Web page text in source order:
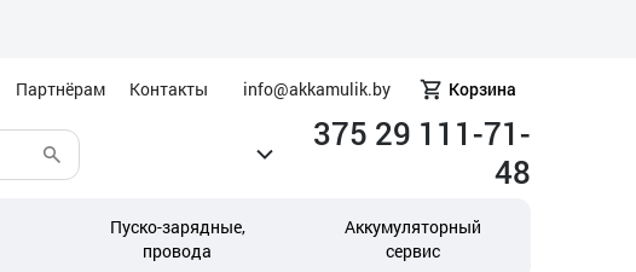
Партнёрам Контакты info@akkamulik.by Корзина
375 29 111-71-
48
Пуско-зарядные,
провода
Аккумуляторный
сервис